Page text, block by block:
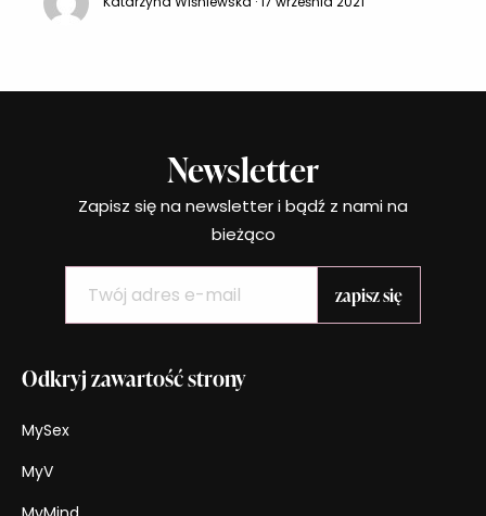
dobrego zdrowia oraz wysokiego poziomu
więc regularnie ćwiczyć
Odkryj zawartość strony
MySex
MyV
Newsletter
Zapisz się na newsletter i bądź z nami na
bieżąco